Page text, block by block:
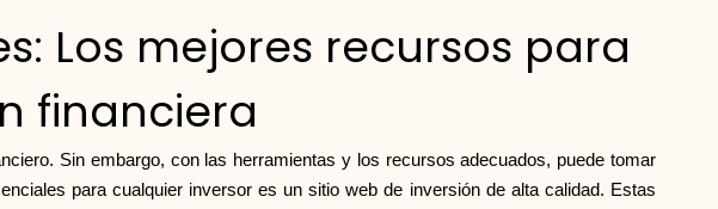
Términos de asignación de
reclamaciones
Los mejores recursos para
financiera
Sin embargo, con las herramientas y los recursos adecuados, puede tomar
para cualquier inversor es un sitio web de inversión de alta calidad. Estas